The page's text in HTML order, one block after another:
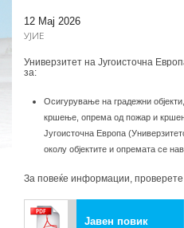
12 Мај 2026
УЈИЕ
Универзитет на Југоисточна
за:
Осигурување на градежни
кршење, опрема од пожар и
Југоисточна Европа
околу објектите и опремата се
За повеќе информации, проверете
Јавен повик